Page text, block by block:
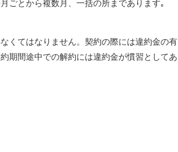
ごとから複数月、一括の所まであります｡
くてはなりません。契約の際には違約金の有
期間途中での解約には違約金が慣習としてあ